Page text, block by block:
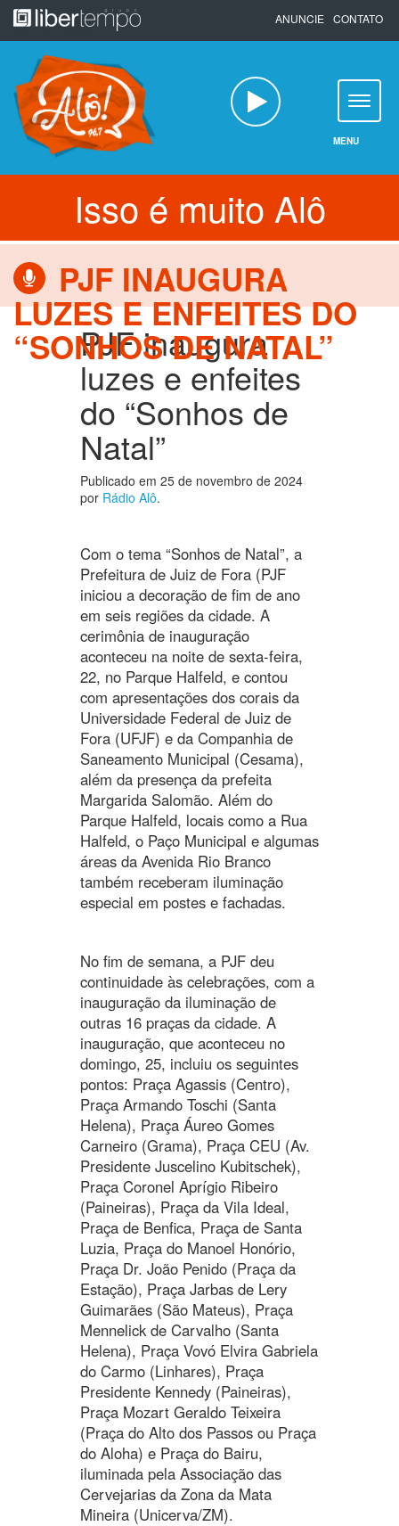
Pular
para
o
conteúdo
ANUNCIE CONTATO
MENU
Isso é muito Alô
PJF INAUGURA
LUZES E ENFEITES DO
“SONHOS DE NATAL”
PJF inaugura
luzes e enfeites
do “Sonhos de
Natal”
Publicado em 25 de novembro de 2024
por Rádio Alô.
Com o tema “Sonhos de Natal”, a
Prefeitura de Juiz de Fora (PJF
iniciou a decoração de fim de ano
em seis regiões da cidade. A
cerimônia de inauguração
aconteceu na noite de sexta-feira,
22, no Parque Halfeld, e contou
com apresentações dos corais da
Universidade Federal de Juiz de
Fora (UFJF) e da Companhia de
Saneamento Municipal (Cesama),
além da presença da prefeita
Margarida Salomão. Além do
Parque Halfeld, locais como a Rua
Halfeld, o Paço Municipal e algumas
áreas da Avenida Rio Branco
também receberam iluminação
especial em postes e fachadas.
No fim de semana, a PJF deu
continuidade às celebrações, com a
inauguração da iluminação de
outras 16 praças da cidade. A
inauguração, que aconteceu no
domingo, 25, incluiu os seguintes
pontos: Praça Agassis (Centro),
Praça Armando Toschi (Santa
Helena), Praça Áureo Gomes
Carneiro (Grama), Praça CEU (Av.
Presidente Juscelino Kubitschek),
Praça Coronel Aprígio Ribeiro
(Paineiras), Praça da Vila Ideal,
Praça de Benfica, Praça de Santa
Luzia, Praça do Manoel Honório,
Praça Dr. João Penido (Praça da
Estação), Praça Jarbas de Lery
Guimarães (São Mateus), Praça
Mennelick de Carvalho (Santa
Helena), Praça Vovó Elvira Gabriela
do Carmo (Linhares), Praça
Presidente Kennedy (Paineiras),
Praça Mozart Geraldo Teixeira
(Praça do Alto dos Passos ou Praça
do Aloha) e Praça do Bairu,
iluminada pela Associação das
Cervejarias da Zona da Mata
Mineira (Unicerva/ZM).